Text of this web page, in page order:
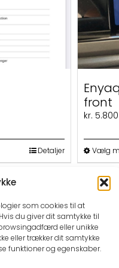
som cookies til at
du giver dit samtykke til
eller unikke
eller trækker dit samtykke
funktioner og egenskaber.
Detaljer
front
kr. 5.800
Vælg
fre 09.00-16.00